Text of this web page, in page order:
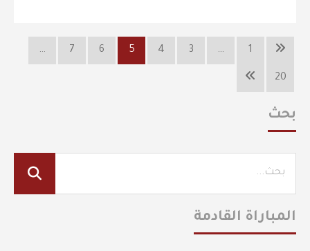
1
…
3
4
5
6
7
…
20
بحث
المباراة القادمة